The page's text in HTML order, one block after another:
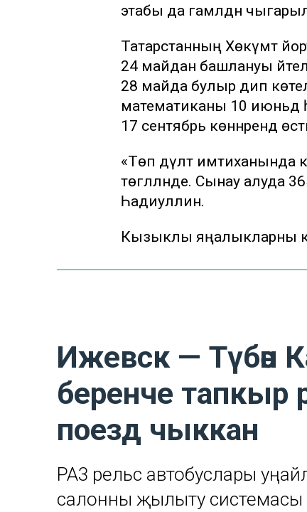
этабы да гамәлдән
Татарстанның Хөкүмәт
24 майдан башлануы
28 майда булыр дип
математиканы 10 июньдә
17 сентябрь көннәрендә
«Төп дәүләт имтиханында
төгәлләнде. Сынау алуда
Һадиуллин.
Кызыклы яңалыкларны
Ижевск — Түбән
беренче тапкыр
поезд чыккан
РА3 рельс автобуслары
салонны җылыту системасы